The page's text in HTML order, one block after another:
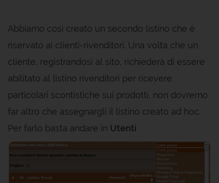
Abbiamo così creato un secondo listino che è
riservato ai clienti-rivenditori. Una volta che un
cliente, registrandosi al sito, richiederà di essere
abilitato al listino rivenditori per ricevere
particolari scontistiche sui prodotti, non dovremo
far altro che assegnargli il listino creato ad hoc.
Per farlo basta andare in Utenti